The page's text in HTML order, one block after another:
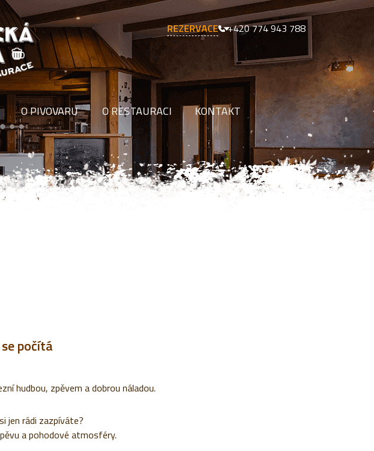
REZERVACE +420 774 943 788
O PIVOVARU O RESTAURACI KONTAKT
počítá
hudbou, zpěvem a dobrou náladou.
jen rádi zazpíváte?
a pohodové atmosféry.